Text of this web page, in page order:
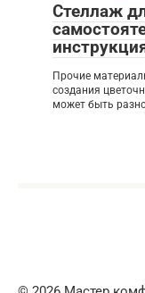
Стеллаж
Прочие
создания
может быть